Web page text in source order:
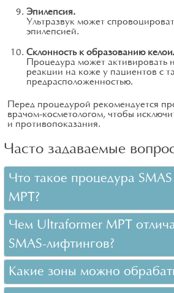
Эпилепсия.
Ультразвук может
эпилепсией.
Склонность к образованию
Процедура может активировать
реакции на коже у пациентов с
предрасположенностью.
Перед процедурой рекомендуется
врачом-косметологом, чтобы
и противопоказания.
Часто задаваемые
Что такое процедура
MPT?
Чем Ultraformer MPT
SMAS-лифтингов?
Какие зоны можно